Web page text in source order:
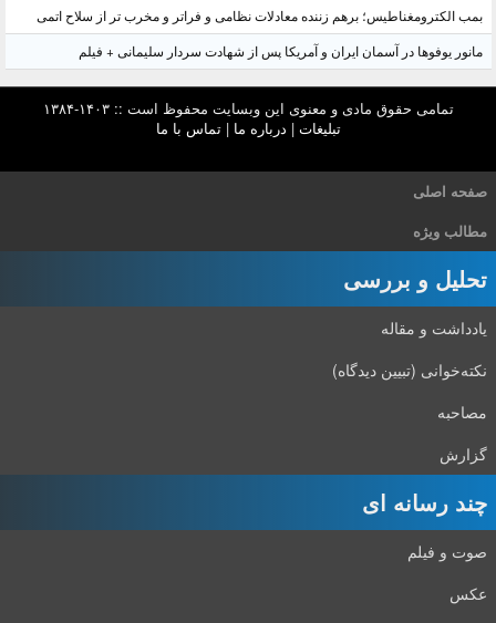
بمب الکترومغناطیس؛ برهم زننده معادلات نظامی و فراتر و مخرب تر از سلاح اتمی
مانور یوفوها در آسمان ایران و آمریکا پس از شهادت سردار سلیمانی + فیلم
تمامی حقوق مادی و معنوی این وبسایت محفوظ است :: ۱۴۰۳-۱۳۸۴
تبلیغات | درباره ما |تماس با ما
صفحه اصلی
مطالب ویژه
تحلیل و بررسی
یادداشت و مقاله
نکته‌خوانی (تبیین دیدگاه)
مصاحبه
گزارش
چند رسانه ای
صوت و فیلم
عکس